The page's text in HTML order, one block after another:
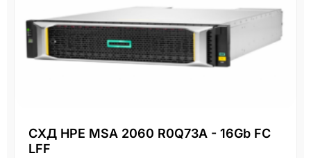
HPE MSA 2060 R0Q73A - 16Gb FC